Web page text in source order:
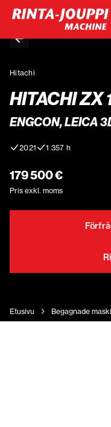
Hitachi
HITACHI ZX
ENGCON, LEICA
2021 1 357 h
179 500 €
Pris exkl. moms
Etusivu Begagnade